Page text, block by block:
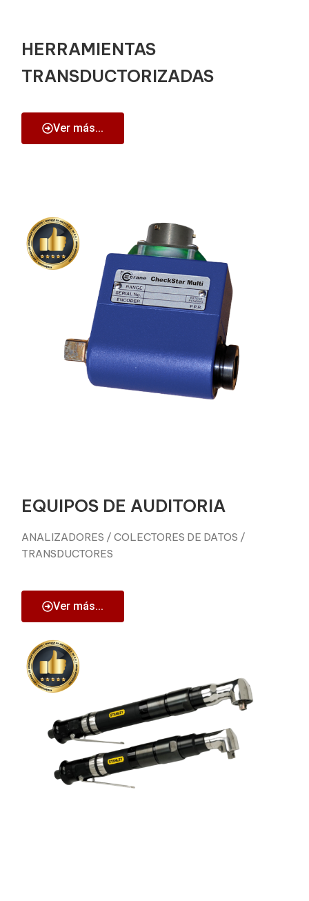
HERRAMIENTAS
TRANSDUCTORIZADAS
Ver más...
EQUIPOS DE AUDITORIA
ANALIZADORES / COLECTORES DE DATOS /
TRANSDUCTORES
Ver más...